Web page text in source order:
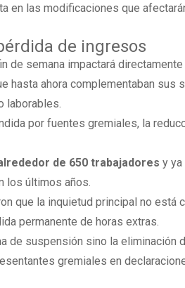
en las modificaciones que
de ingresos
de semana impactará
hasta ahora complementaban sus
laborables.
por fuentes gremiales, la
de 650 trabajadores y
los últimos años.
que la inquietud principal no está
permanente de horas extras.
de suspensión sino la eliminación
gremiales en